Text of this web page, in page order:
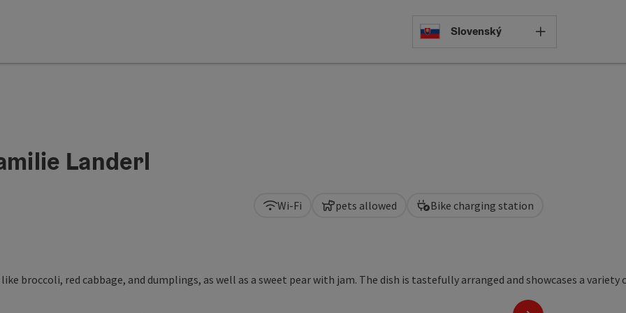
Select
Slovenský
Landerl
Wi-Fi pets allowed Bike charging station